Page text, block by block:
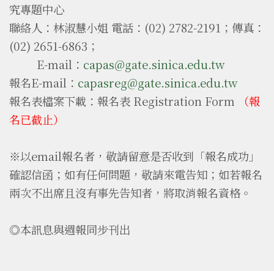
究專題中心
聯絡人：林淑慧小姐 電話：(02) 2782-2191；傳真：
(02) 2651-6863；
E-mail： capas@gate.sinica.edu.tw
報名E-mail： capasreg@gate.sinica.edu.tw
報名表檔案下載： 報名表 Registration Form
（報
名已截止）
※以email報名者，敬請留意是否收到「報名成功」
確認信函；如有任何問題，敬請來電告知；如若報名
兩次不出席且沒有事先告知者，將取消報名資格。
◎本訊息與週報同步刊出